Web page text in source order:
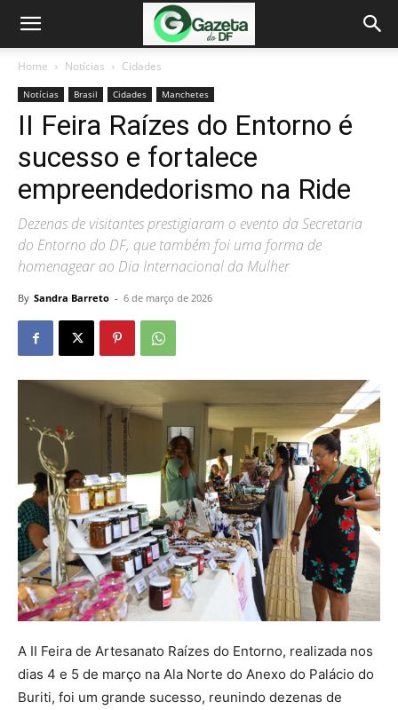
Home Notícias Cidades
Notícias Brasil Cidades Manchetes
II Feira Raízes do Entorno é
sucesso e fortalece
empreendedorismo na Ride
Dezenas de visitantes prestigiaram o evento da Secretaria
do Entorno do DF, que também foi uma forma de
homenagear ao Dia Internacional da Mulher
By Sandra Barreto - 6 de março de 2026
A II Feira de Artesanato Raízes do Entorno, realizada nos
dias 4 e 5 de março na Ala Norte do Anexo do Palácio do
Buriti, foi um grande sucesso, reunindo dezenas de